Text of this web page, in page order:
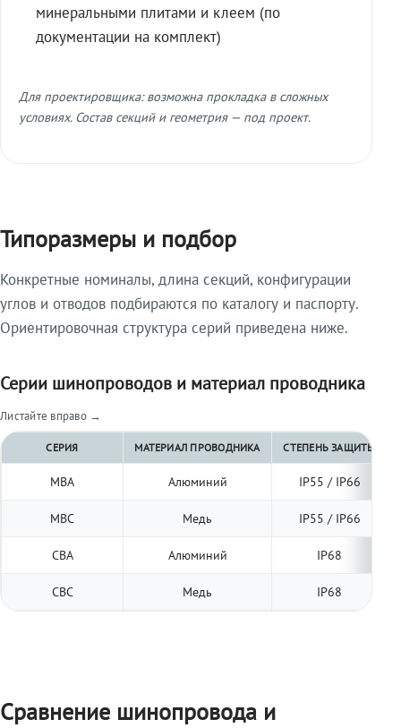
минеральными плитами и клеем (по
документации на комплект)
Для проектировщика: возможна прокладка в сложных
условиях. Состав секций и геометрия — под проект.
Типоразмеры и подбор
Конкретные номиналы, длина секций, конфигурации
углов и отводов подбираются по каталогу и паспорту.
Ориентировочная структура серий приведена ниже.
Серии шинопроводов и материал проводника
Листайте вправо →
СЕРИЯ МАТЕРИАЛ ПРОВОДНИКА СТЕПЕНЬ ЗАЩИТЫ
МВА Алюминий IP55 / IP66
МВС Медь IP55 / IP66
СВА Алюминий IP68
СВС Медь IP68
Сравнение шинопровода и